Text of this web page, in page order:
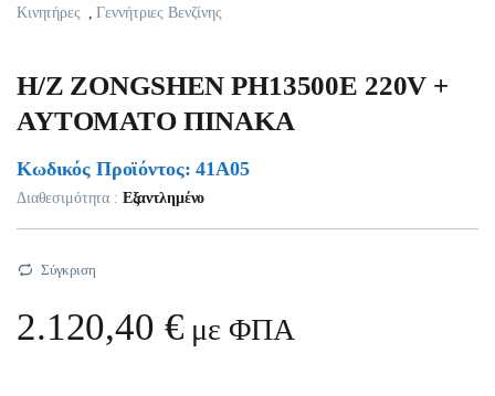
Κινητήρες
,Γεννήτριες Βενζίνης
H/Z ZONGSHEN PH13500E 220V +
AYTOMATO ΠΙΝΑΚΑ
Κωδικός Προϊόντος: 41A05
Διαθεσιμότητα : Εξαντλημένο
Σύγκριση
2.120,40 € με ΦΠΑ